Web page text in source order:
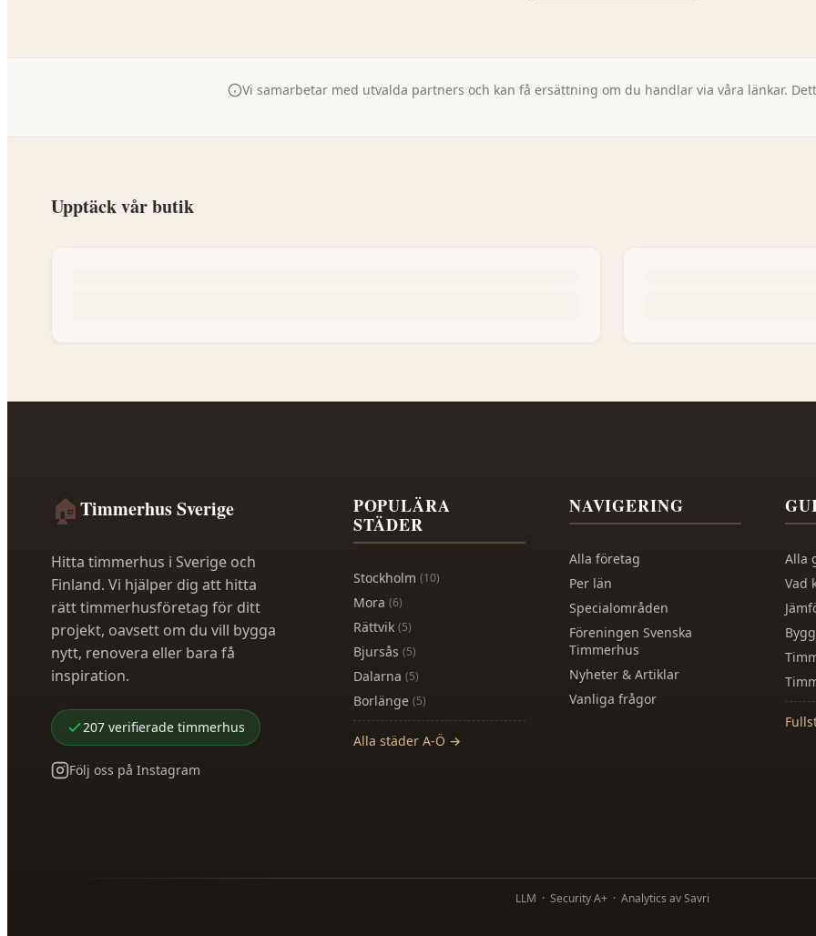
Vi samarbetar med utvalda partners och kan få ersättning om du handlar via våra länkar.
Upptäck vår butik
🏠Timmerhus Sverige
Hitta timmerhus i Sverige och
Finland. Vi hjälper dig att hitta
rätt timmerhusföretag för ditt
projekt, oavsett om du vill bygga
nytt, renovera eller bara få
inspiration.
207 verifierade timmerhus
Följ oss på Instagram
POPULÄRA
STÄDER
Stockholm (10)
Mora (6)
Rättvik (5)
Bjursås (5)
Dalarna (5)
Borlänge (5)
Alla städer A-Ö →
NAVIGERING
Alla företag
Per län
Specialområden
Föreningen Svenska
Timmerhus
Nyheter & Artiklar
Vanliga frågor
Alla
Vad
LLM · Security A+ · Analytics av Savri